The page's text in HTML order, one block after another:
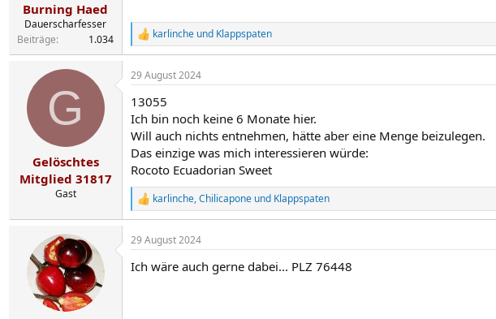
Burning Haed
Dauerscharfesser
Beiträge
1.034
R
e
k
i
o
n
e
n
:
karlinche und Klappspaten
G
Gelöschtes
Mitglied 31817
Gast
29 August 2024
13055
Ich bin noch keine 6 Monate hier.
Will auch nichts entnehmen, hätte aber eine Menge beizulegen.
Das einzige was mich interessieren würde:
Rocoto Ecuadorian Sweet
R
e
k
i
karlinche,Chilicapone und Klappspaten
29 August 2024
Ich wäre auch gerne dabei... PLZ 76448